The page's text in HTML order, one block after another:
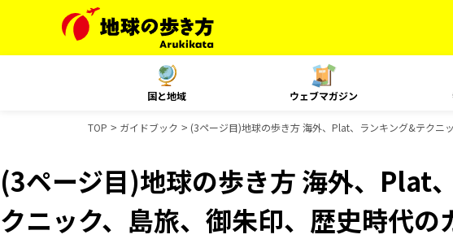
国と地域 ウェブマガジン
TOP ガイドブック (3ページ目)地球の歩き方 海外、Plat、ランキング&テクニ
(3ページ目)地球の歩き方 海外、Plat
クニック、島旅、御朱印、歴史時代の